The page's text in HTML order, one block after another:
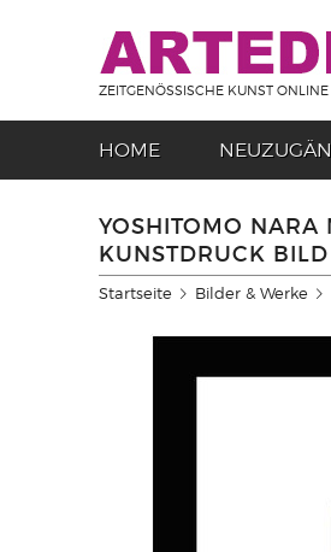
ZEITGENÖSSISCHE KUNST
HOME
YOSHITOMO NARA
KUNSTDRUCK
Startseite Bilder & Werke